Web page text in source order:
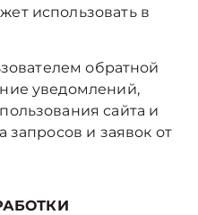
использовать в
обратной
уведомлений,
сайта и
запросов и заявок от